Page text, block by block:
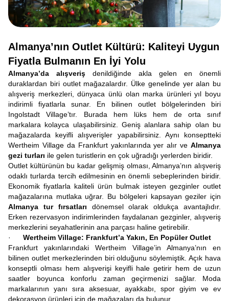
Almanya’nın Outlet Kültürü: Kaliteyi Uygun
Fiyatla Bulmanın En İyi Yolu
Almanya’da alışveriş denildiğinde akla gelen en önemli
duraklardan biri outlet mağazalardır. Ülke genelinde yer alan bu
alışveriş merkezleri, dünyaca ünlü olan marka ürünleri yıl boyu
indirimli fiyatlarla sunar. En bilinen outlet bölgelerinden biri
Ingolstadt Village’tır. Burada hem lüks hem de orta sınıf
markalara kolayca ulaşabilirsiniz. Geniş alanlara sahip olan bu
mağazalarda keyifli alışverişler yapabilirsiniz. Aynı konseptteki
Wertheim Village da Frankfurt yakınlarında yer alır ve Almanya
gezi turları ile gelen turistlerin en çok uğradığı yerlerden biridir.
Outlet kültürünün bu kadar gelişmiş olması, Almanya’nın alışveriş
odaklı turlarda tercih edilmesinin en önemli sebeplerinden biridir.
Ekonomik fiyatlarla kaliteli ürün bulmak isteyen gezginler outlet
mağazalarına mutlaka uğrar. Bu bölgeleri kapsayan geziler için
Almanya tur fırsatları dönemsel olarak oldukça avantajlıdır.
Erken rezervasyon indirimlerinden faydalanan gezginler, alışveriş
merkezlerini seyahatlerinin ana parçası haline getirebilir.
· Wertheim Village: Frankfurt’a Yakın, En Popüler Outlet
Frankfurt yakınlarındaki Wertheim Village’in Almanya’nın en
bilinen outlet merkezlerinden biri olduğunu söylemiştik. Açık hava
konseptli olması hem alışverişi keyifli hale getirir hem de uzun
saatler boyunca konforlu zaman geçirmenizi sağlar. Moda
markalarının yanı sıra aksesuar, ayakkabı, spor giyim ve ev
dekorasyon ürünleri için de mağazaları da bulunur.